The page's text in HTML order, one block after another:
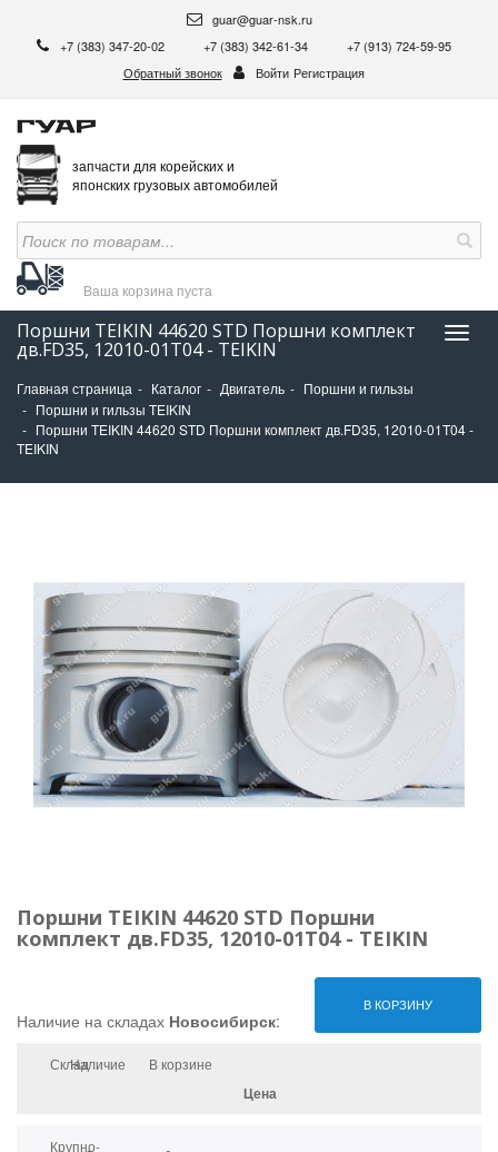
guar@guar-nsk.ru
+7 (383) 347-20-02
+7 (383) 342-61-34
+7 (913) 724-59-95
Обратный звонок
Войти Регистрация
запчасти для корейских и
японских грузовых автомобилей
Ваша корзина пуста
Поршни TEIKIN 44620 STD Поршни комплект
дв.FD35, 12010-01T04 - TEIKIN
Главная страница Каталог Двигатель
Поршни и гильзы
Поршни и гильзы TEIKIN
Поршни TEIKIN 44620 STD Поршни комплект дв.FD35, 12010-01T04 -
TEIKIN
Поршни TEIKIN 44620 STD Поршни
комплект дв.FD35, 12010-01T04 - TEIKIN
В КОРЗИНУ
Наличие на складах Новосибирск:
СкладНаличие В корзине
Цена
Крупно-